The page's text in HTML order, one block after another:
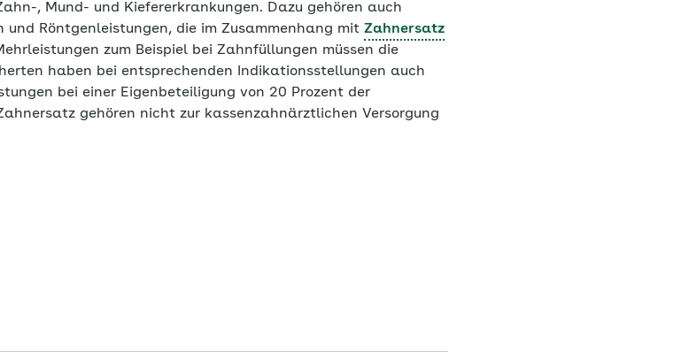
, Mund- und Kiefererkrankungen. Dazu gehören auch
und Röntgenleistungen, die im Zusammenhang mit Zahnersatz
zum Beispiel bei Zahnfüllungen müssen die
haben bei entsprechenden Indikationsstellungen auch
bei einer Eigenbeteiligung von 20 Prozent der
gehören nicht zur kassenzahnärztlichen Versorgung